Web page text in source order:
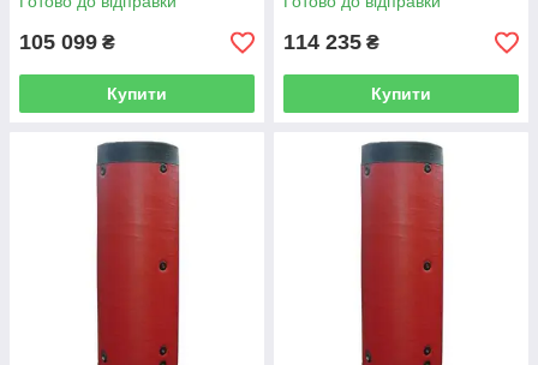
105 099 ₴
Купити
114 235 ₴
Купити